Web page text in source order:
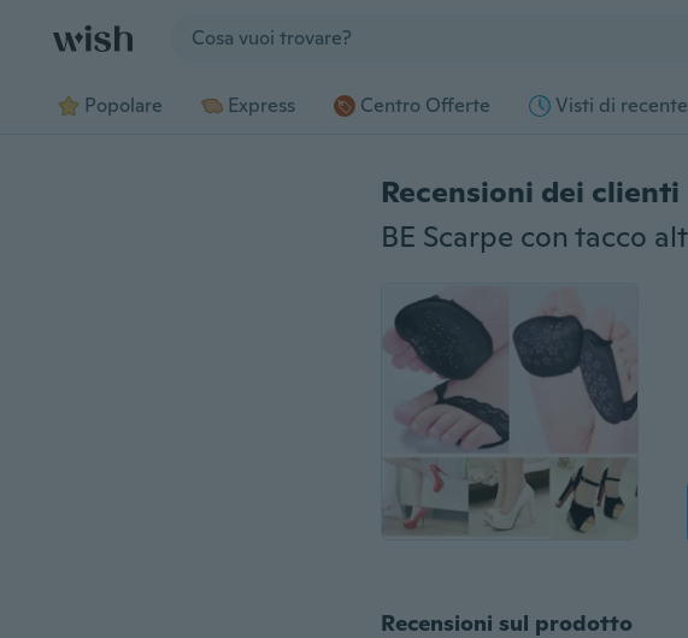
Popolare Express Centro Offerte Visti di recente
Recensioni dei clienti
Recensioni sul prodotto